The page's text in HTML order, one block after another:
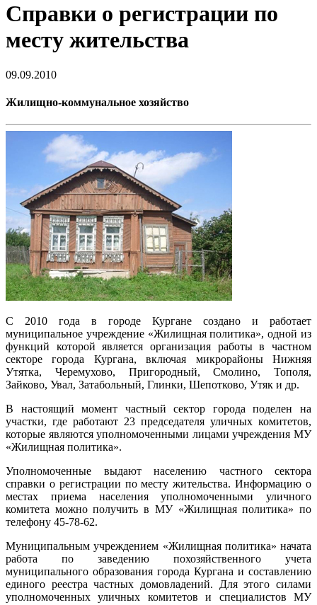
Справки о регистрации по
месту жительства
09.09.2010
Жилищно-коммунальное хозяйство
С 2010 года в городе Кургане создано и работает
муниципальное учреждение «Жилищная политика», одной из
функций которой является организация работы в частном
секторе города Кургана, включая микрорайоны Нижняя
Утятка, Черемухово, Пригородный, Смолино, Тополя,
Зайково, Увал, Затабольный, Глинки, Шепотково, Утяк и др.
В настоящий момент частный сектор города поделен на
участки, где работают 23 председателя уличных комитетов,
которые являются уполномоченными лицами учреждения МУ
«Жилищная политика».
Уполномоченные выдают населению частного сектора
справки о регистрации по месту жительства. Информацию о
местах приема населения уполномоченными уличного
комитета можно получить в МУ «Жилищная политика» по
телефону 45-78-62.
Муниципальным учреждением «Жилищная политика» начата
работа по заведению похозяйственного учета
муниципального образования города Кургана и составлению
единого реестра частных домовладений. Для этого силами
уполномоченных уличных комитетов и специалистов МУ